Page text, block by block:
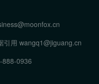
引用 wangq1@jiguang.cn
888-0936